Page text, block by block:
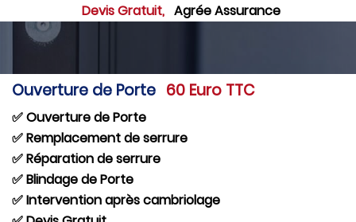
Devis Gratuit, Agrée Assurance
Ouverture de Porte 60 Euro TTC
✅ Ouverture de Porte
✅ Remplacement de serrure
✅ Réparation de serrure
✅ Blindage de Porte
✅ Intervention après cambriolage